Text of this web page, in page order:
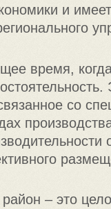
и
время,
со
– это